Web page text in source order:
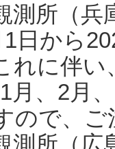
測所（
日から
れに伴い
月、2月
ので、
測所（